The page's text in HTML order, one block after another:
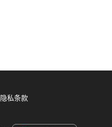
隐私条款